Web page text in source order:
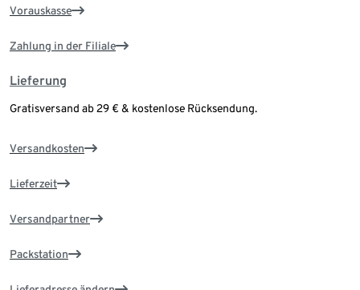
Vorauskasse
Zahlung in der Filiale
Lieferung
Gratisversand ab 29 € & kostenlose Rücksendung.
Versandkosten
Lieferzeit
Versandpartner
Packstation